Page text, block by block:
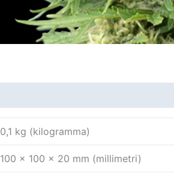
0,1 kg (kilogramma)
100 × 100 × 20 mm (millimetri)